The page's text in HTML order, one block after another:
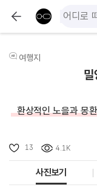
여행지
밀
환상적인 노을과 몽
13 4.1K
사진보기